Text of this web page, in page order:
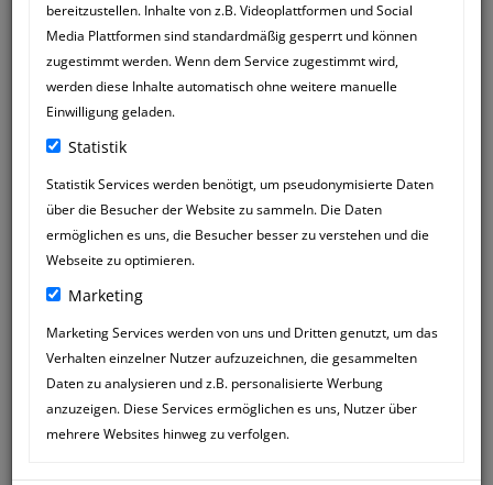
bereitzustellen. Inhalte von z.B. Videoplattformen und Social
Media Plattformen sind standardmäßig gesperrt und können
zugestimmt werden. Wenn dem Service zugestimmt wird,
werden diese Inhalte automatisch ohne weitere manuelle
Einwilligung geladen.
Statistik
Statistik Services werden benötigt, um pseudonymisierte Daten
über die Besucher der Website zu sammeln. Die Daten
ermöglichen es uns, die Besucher besser zu verstehen und die
Webseite zu optimieren.
Marketing
Marketing Services werden von uns und Dritten genutzt, um das
Verhalten einzelner Nutzer aufzuzeichnen, die gesammelten
Daten zu analysieren und z.B. personalisierte Werbung
anzuzeigen. Diese Services ermöglichen es uns, Nutzer über
mehrere Websites hinweg zu verfolgen.
LANA GRAU
die seele fühlt sich hier einfach daheim
wir kommen nun schon seit 2015 in die
praxis. meinem hund fido wurde schon
so oft geholfen und es hat ihn immer
ganzheitlich gestärkt. wir vertrauen dir
voll & ganz.